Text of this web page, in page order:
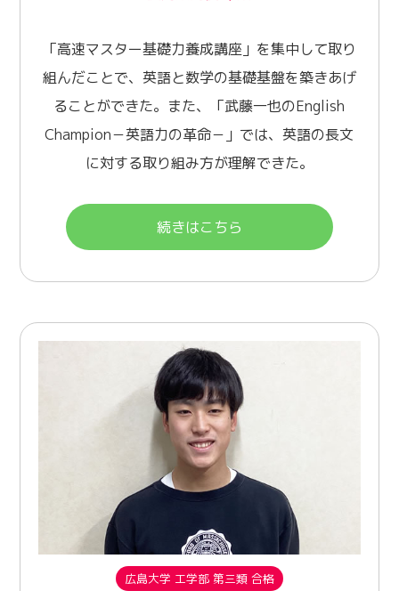
「高速マスター基礎力養成講座」を集中して取り
組んだことで、英語と数学の基礎基盤を築きあげ
ることができた。また、「武藤一也のEnglish
Champion－英語力の革命－」では、英語の長文
に対する取り組み方が理解できた。
続きはこちら
広島大学 工学部 第三類 合格